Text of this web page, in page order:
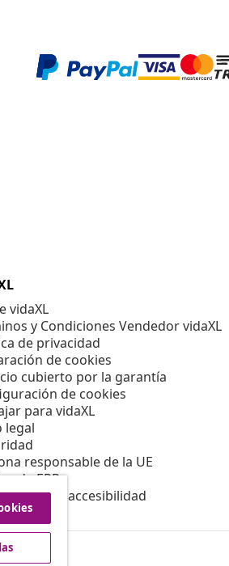
vidaXL
y Condiciones Vendedor vidaXL
de privacidad
de cookies
cubierto por la garantía
de cookies
para vidaXL
legal
responsable de la UE
de EPR
de accesibilidad